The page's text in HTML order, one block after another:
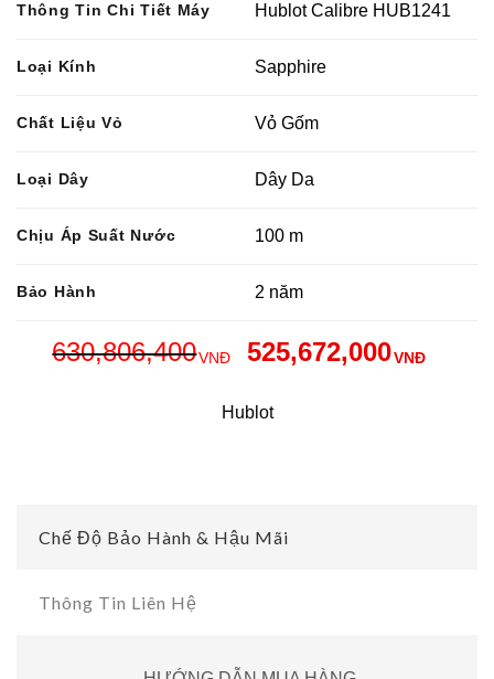
Thông Tin Chi Tiết Máy Hublot Calibre HUB1241
Loại Kính Sapphire
Chất Liệu Vỏ Vỏ Gốm
Loại Dây Dây Da
Chịu Áp Suất Nước 100 m
Bảo Hành 2 năm
630,806,400VNĐ 525,672,000VNĐ
Hublot
Chế Độ Bảo Hành & Hậu Mãi
Thông Tin Liên Hệ